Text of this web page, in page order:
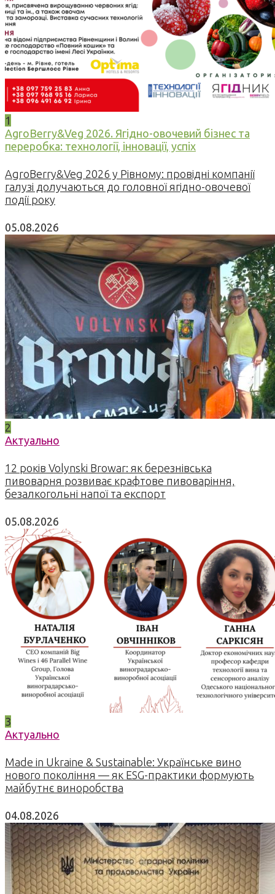
1
AgroBerry&Veg 2026. Ягідно-овочевий бізнес та
переробка: технології, інновації, успіх
AgroBerry&Veg 2026 у Рівному: провідні компанії
галузі долучаються до головної ягідно-овочевої
події року
05.08.2026
2
Актуально
12 років Volynski Browar: як березнівська
пивоварня розвиває крафтове пивоваріння,
безалкогольні напої та експорт
05.08.2026
3
Актуально
Made in Ukraine & Sustainable: Українське вино
нового покоління — як ESG-практики формують
майбутнє виноробства
04.08.2026